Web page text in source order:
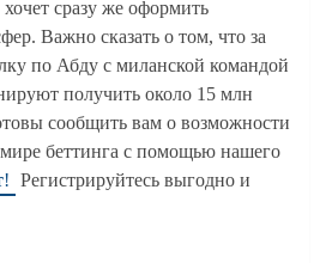
сразу же оформить
Важно сказать о том, что за
по Абду с миланской командой
получить около 15 млн
сообщить вам о возможности
беттинга с помощью нашего
! Регистрируйтесь выгодно и